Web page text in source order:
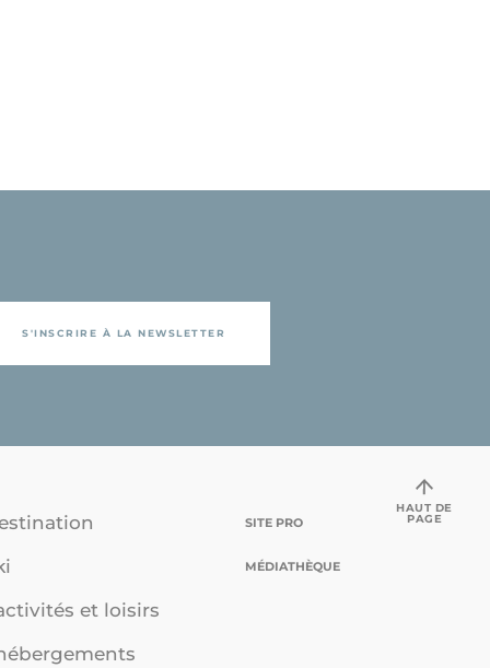
S'INSCRIRE À LA NEWSLETTER
et loisirs
SITE PRO
MÉDIATHÈQUE
HAUT DE
PAGE